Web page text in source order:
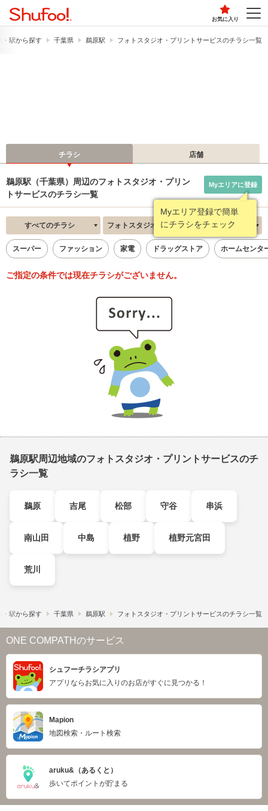
お気に入り
・駅から探す 千葉県 鵜原駅 フォトスタジオ・プリントサービスのチラシ一覧
チラシ 店舗
鵜原駅（千葉県）周辺のフォトスタジオ・プリン
トサービスのチラシ一覧
Myエリア登録で簡単
にチラシをチェック
Myエリアに登録
すべてのチラシ フォトスタジオ・プリントサービス 新着順
スーパー ファッション 家電 ドラッグストア ホームセンタ
ご指定の条件では現在チラシがございません。
鵜原駅周辺地域のフォトスタジオ・プリントサービスのチ
ラシ一覧
鵜原 吉尾 松部 守谷 串浜
南山田 中島 植野 植野元宮田
荒川
・駅から探す 千葉県 鵜原駅 フォトスタジオ・プリントサービスのチラシ一覧
ONE COMPATHのサービス
シュフーチラシアプリ
アプリならお気に入りのお店がすぐに見つかる！
Mapion
地図検索・ルート検索
aruku&（あるくと）
歩いてポイントが貯まる